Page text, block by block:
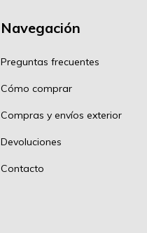
Navegación
Preguntas frecuentes
Cómo comprar
Compras y envíos exterior
Devoluciones
Contacto